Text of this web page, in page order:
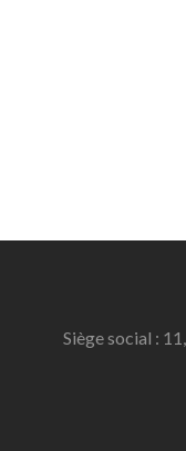
Siège social :